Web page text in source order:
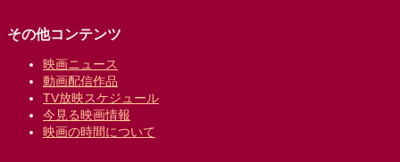
その他コンテンツ
映画ニュース
動画配信作品
TV放映スケジュール
今見る映画情報
映画の時間について